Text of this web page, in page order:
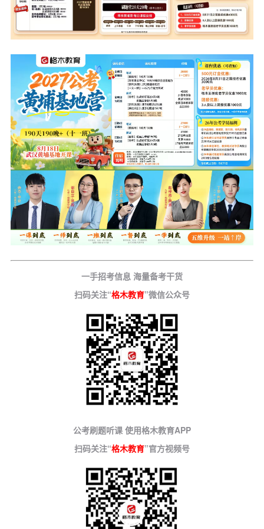
一手招考信息 海量备考干货
扫码关注“格木教育”微信公众号
公考刷题听课 使用格木教育APP
扫码关注“格木教育”官方视频号